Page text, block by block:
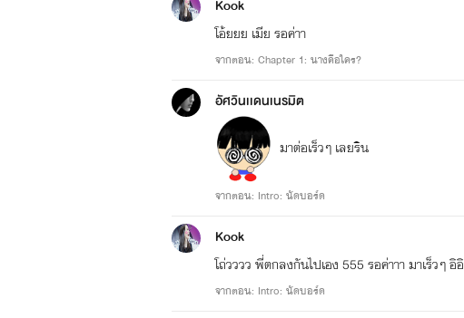
Kook
โอ้ยยย เมีย รอค่าา
จากตอน: Chapter 1: นางคือใคร?
อัศวินเเดนเนรมิต
มาต่อเร็วๆ เลยริน
จากตอน: Intro: นัดบอร์ด
Kook
โถ่วววว พี่ตกลงกันไปเอง 555 รอค่าาา มาเร็วๆ อิอิ
จากตอน: Intro: นัดบอร์ด